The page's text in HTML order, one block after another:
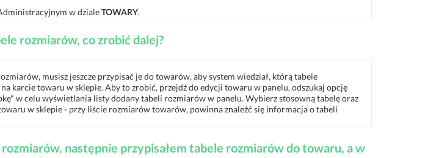
w dzialeTOWARY.
rozmiarów, co zrobić dalej?
musisz jeszcze przypisać je do towarów, aby system wiedział, którą tabele
karcie towaru w sklepie. Aby to zrobić, przejdź do edycji towaru w panelu, odszukaj opcję
w celu wyświetlania listy dodany tabeli rozmiarów w panelu. Wybierz stosowną tabelę oraz
w sklepie - przy liście rozmiarów towarów, powinna znaleźć się informacja o tabeli
następnie przypisałem tabele rozmiarów do towaru, a w